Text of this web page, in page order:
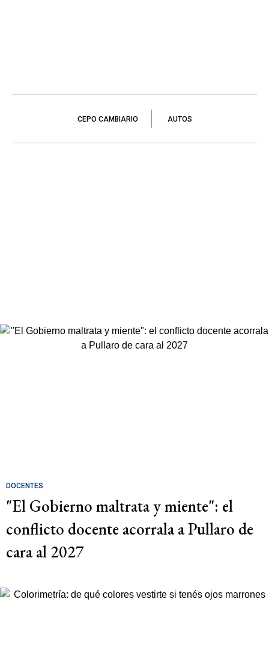
CEPO CAMBIARIO AUTOS
DOCENTES
"El Gobierno maltrata y miente": el
conflicto docente acorrala a Pullaro de
cara al 2027